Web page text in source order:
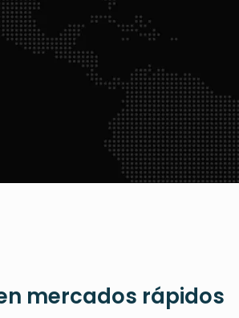
mercados rápidos